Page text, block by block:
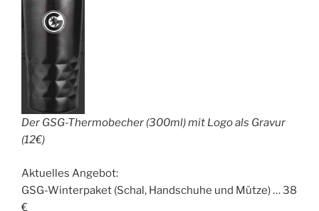
Der GSG-Thermobecher (300ml) mit Logo als Gravur
(12€)
Aktuelles Angebot:
GSG-Winterpaket (Schal, Handschuhe und Mütze) … 38
€